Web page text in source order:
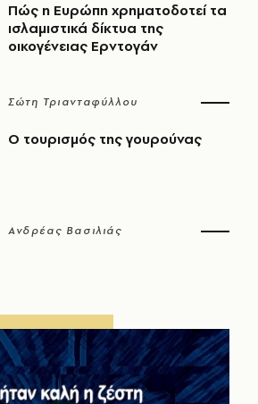
Πώς η Ευρώπη χρηματοδοτεί τα
ισλαμιστικά δίκτυα της
οικογένειας Ερντογάν
Σώτη Τριανταφύλλου
Ο τουρισμός της γουρούνας
Ανδρέας Βασιλιάς